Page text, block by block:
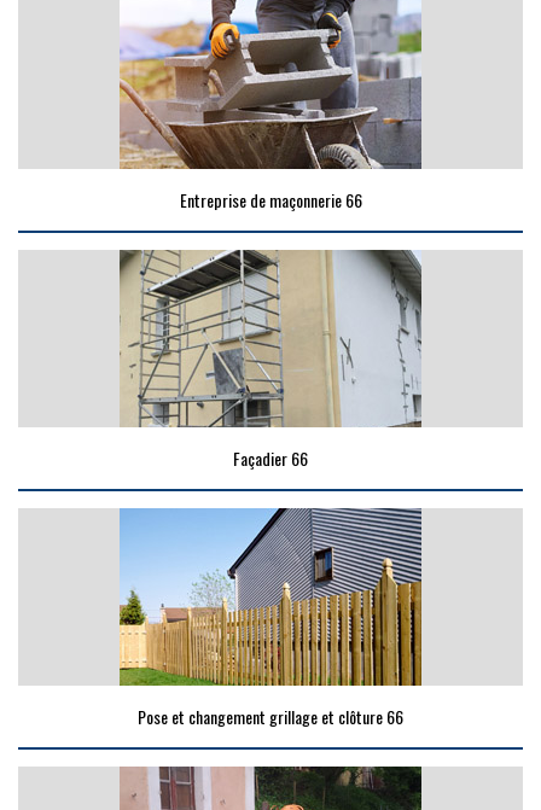
Entreprise de maçonnerie 66
Façadier 66
Pose et changement grillage et clôture 66